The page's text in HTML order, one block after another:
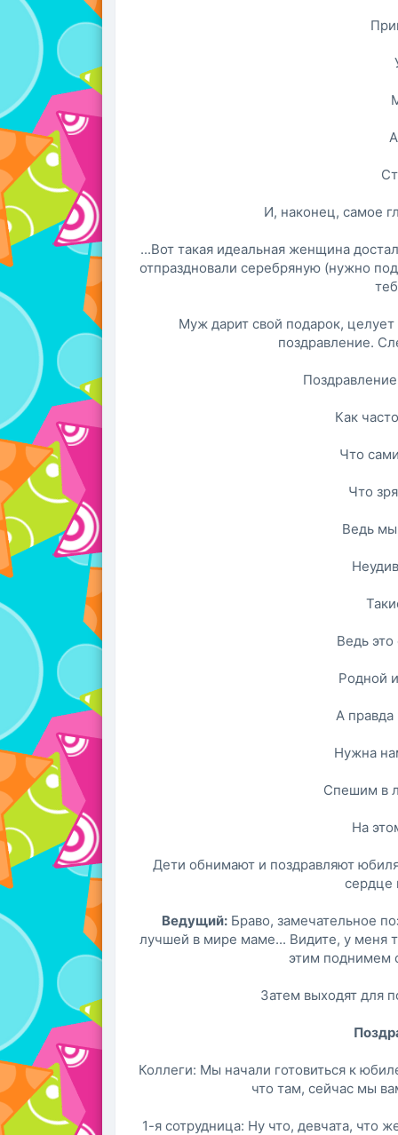
И, наконец, самое
...Вот такая идеальная женщина
отпраздновали серебряную (нужно
Муж дарит свой подарок, целует
поздравление.
Как
Что
Что
Ведь
Ведь
Родной
А правда
Нужна
Спешим в
На
Дети обнимают и поздравляют
сердце
Ведущий:Браво, замечательное
лучшей в мире маме... Види­те, у меня
этим поднимем
Затем выходят для
Коллеги: Мы начали готовиться к
что там, сейчас мы
1-я сотрудница: Ну что, девчата,